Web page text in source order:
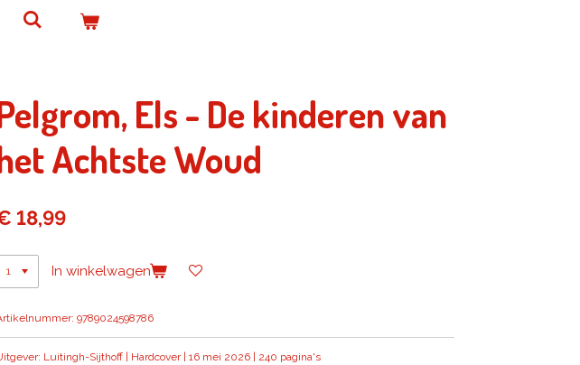
Els - De kinderen van
Achtste Woud
18,99
In winkelwagen
9789024598786
Luitingh-Sijthoff | Hardcover | 16 mei 2026 | 240 pagina's